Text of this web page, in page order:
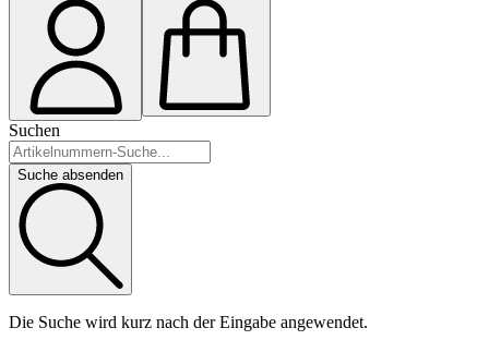
Suchen
Suche absenden
Die Suche wird kurz nach der Eingabe angewendet.